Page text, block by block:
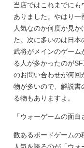
当店ではこれまでに
ありました。やはり一
人気なのか何度か見
た。次に多いのは日本
武将がメインのゲーム
る人が多かったのが
のお問い合わせが何回
物が多いので、解説書
る物もありますよ。
「ウォーゲームの面白
数あるボードゲームの
人気を誇るのが「ウ